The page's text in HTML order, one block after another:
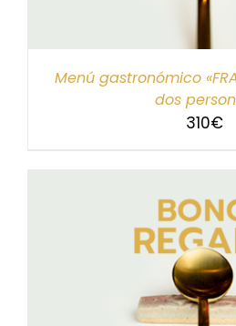
Menú gastronómico
dos
310€